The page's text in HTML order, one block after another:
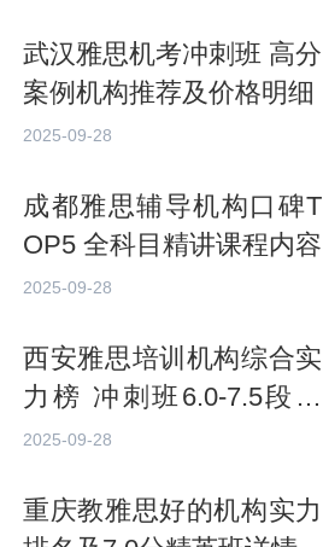
武汉雅思机考冲刺班 高分
案例机构推荐及价格明细
2025-09-28
成都雅思辅导机构口碑T
OP5 全科目精讲课程内容
2025-09-28
西安雅思培训机构综合实
力榜 冲刺班6.0-7.5段学
习规划
2025-09-28
重庆教雅思好的机构实力